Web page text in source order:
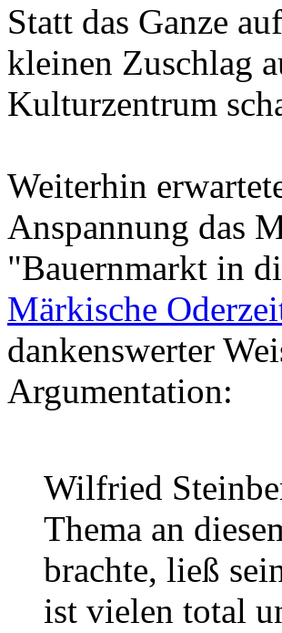
Statt das Ganze
kleinen Zuschlag
Kulturzentrum
Weiterhin
Anspannung das
"Bauernmarkt in
Märkische
dankenswerter
Argumentation:
Wilfried
Thema an
brachte, ließ
ist vielen total